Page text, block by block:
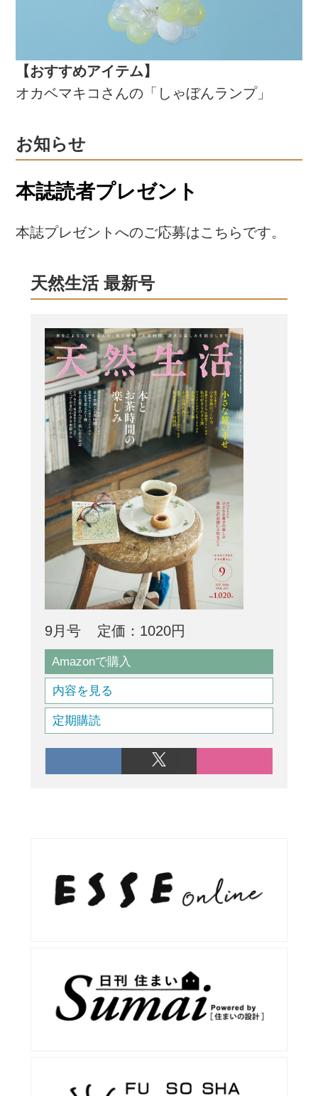
【おすすめアイテム】
オカベマキコさんの「しゃぼんランプ」
お知らせ
本誌読者プレゼント
本誌プレゼントへのご応募はこちらです。
天然生活 最新号
9月号 定価：1020円
Amazonで購入
内容を見る
定期購読